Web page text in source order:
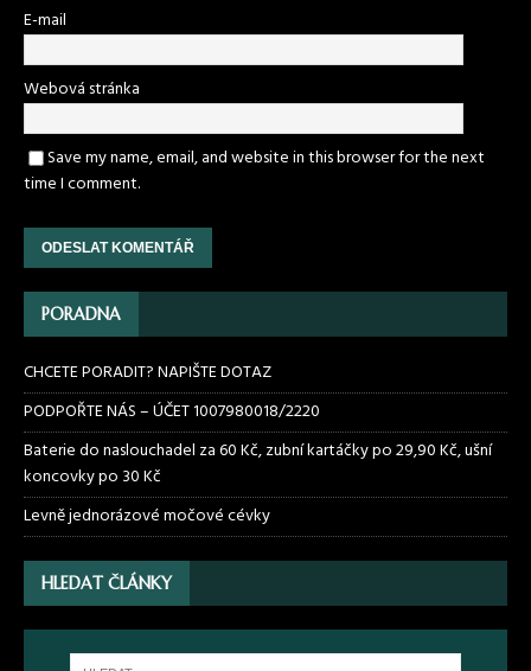
E-mail
Webová stránka
Save my name, email, and website in this browser for the next
time I comment.
PORADNA
CHCETE PORADIT? NAPIŠTE DOTAZ
PODPOŘTE NÁS – ÚČET 1007980018/2220
Baterie do naslouchadel za 60 Kč, zubní kartáčky po 29,90 Kč, ušní
koncovky po 30 Kč
Levně jednorázové močové cévky
HLEDAT ČLÁNKY